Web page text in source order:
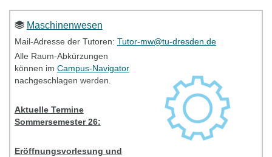
Link:BBB
Bitte kontaktieren Sie bei Problemen Ihre Tutorinnen und
Tutoren (Mailadresse siehe oben).
Tutorien - Information
Maschinenwesen
Mail-Adresse der Tutoren: Tutor-mw@tu-dresden.de
Alle Raum-Abkürzungen
können im Campus-Navigator
nachgeschlagen werden.
Aktuelle Termine
Sommersemester 26:
Eröffnungsvorlesung und